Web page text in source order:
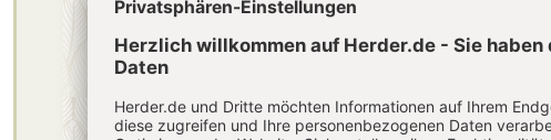
IM ABO